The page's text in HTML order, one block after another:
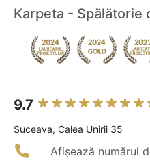
Karpeta - Spălătorie
9.7
Suceava, Calea Unirii 35
Afișează numărul